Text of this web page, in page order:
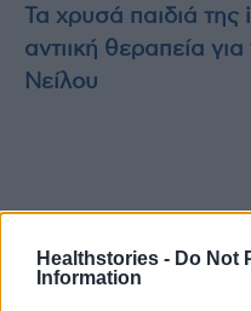
Healthstories - Do Not
Information
Τα χρυσά παιδιά
αντιική θεραπεία
Νείλου
TAGS 32χρονη Θεσσαλονίκη